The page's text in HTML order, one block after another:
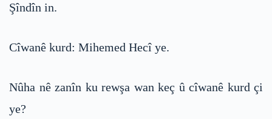
Şîndîn in.
Cîwanê kurd: Mihemed Hecî ye.
Nûha nê zanîn ku rewşa wan keç û cîwanê kurd çi
ye?